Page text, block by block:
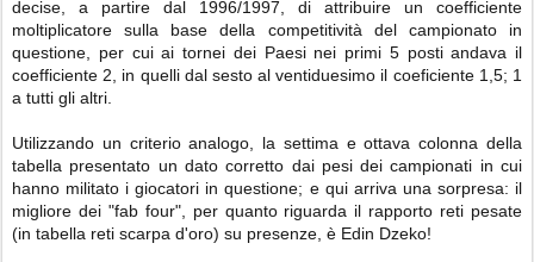
decise, a partire dal 1996/1997, di attribuire un coefficiente
moltiplicatore sulla base della competitività del campionato in
questione, per cui ai tornei dei Paesi nei primi 5 posti andava il
coefficiente 2, in quelli dal sesto al ventiduesimo il coeficiente 1,5; 1
a tutti gli altri.
Utilizzando un criterio analogo, la settima e ottava colonna della
tabella presentato un dato corretto dai pesi dei campionati in cui
hanno militato i giocatori in questione; e qui arriva una sorpresa: il
migliore dei "fab four", per quanto riguarda il rapporto reti pesate
(in tabella reti scarpa d'oro) su presenze, è Edin Dzeko!